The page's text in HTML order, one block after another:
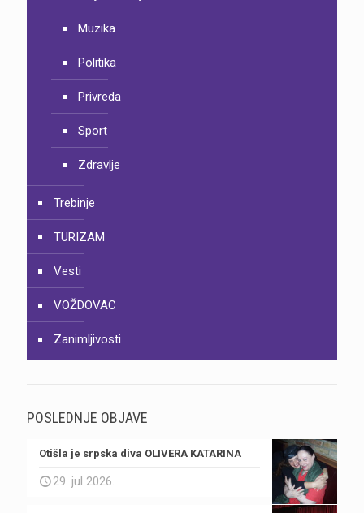
Muzika
Politika
Privreda
Sport
Zdravlje
Trebinje
TURIZAM
Vesti
VOŽDOVAC
Zanimljivosti
POSLEDNJE OBJAVE
Otišla je srpska diva OLIVERA KATARINA
29. jul 2026.